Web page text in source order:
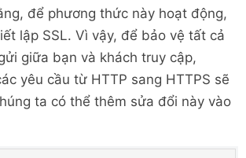
để phương thức này hoạt động,
lập SSL. Vì vậy, để bảo vệ tất cả
giữa bạn và khách truy cập,
yêu cầu từ HTTP sang HTTPS sẽ
ta có thể thêm sửa đổi này vào